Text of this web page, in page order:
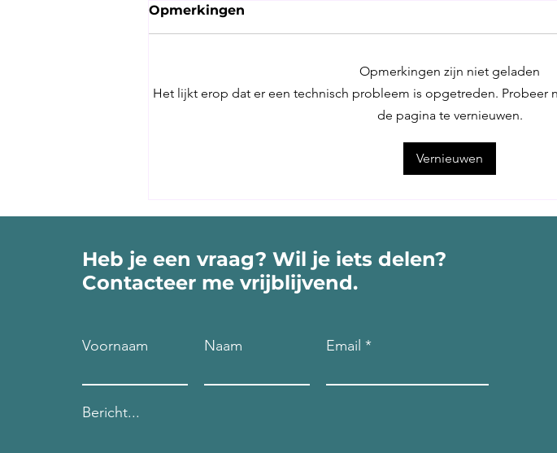
Dit simpelweg Zijn
Ziel
Opmerkingen
Opmerkingen zijn niet geladen
Het lijkt erop dat er een technisch probleem is opgetreden. Probeer
de pagina te vernieuwen.
Vernieuwen
Heb je een vraag? Wil je iets delen?
Contacteer me vrijblijvend.
Voornaam Naam Email
Bericht...